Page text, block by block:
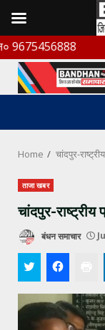
Skip
to
content
Home चांदपुर-
ताजा खबर
चांदपुर-
बंधन समाचार